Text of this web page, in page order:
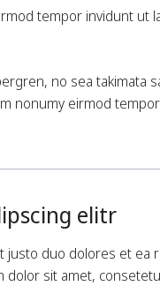
tempor invidunt ut
no sea takimata
nonumy eirmod tempor
elitr
justo duo dolores et ea
dolor sit amet,